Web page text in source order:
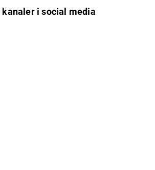
kanaler i social media